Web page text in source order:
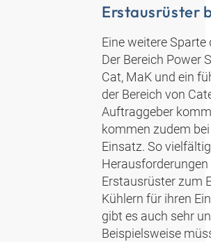
Erstausrüster
Eine weitere
Der Bereich Power
Cat, MaK und ein
der Bereich von
Auftraggeber
kommen zudem
Einsatz. So
Herausforderungen
Erstausrüster zum
Kühlern für ihren
gibt es auch sehr
Beispielsweise